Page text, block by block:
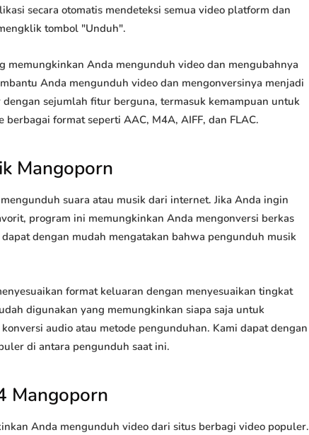
secara otomatis mendeteksi semua video platform dan
tombol "Unduh".
Anda mengunduh video dan mengubahnya
Anda mengunduh video dan mengonversinya menjadi
sejumlah fitur berguna, termasuk kemampuan untuk
format seperti AAC, M4A, AIFF, dan FLAC.
Mangoporn
suara atau musik dari internet. Jika Anda ingin
program ini memungkinkan Anda mengonversi berkas
dengan mudah mengatakan bahwa pengunduh musik
format keluaran dengan menyesuaikan tingkat
digunakan yang memungkinkan siapa saja untuk
audio atau metode pengunduhan. Kami dapat dengan
di antara pengunduh saat ini.
Mangoporn
Anda mengunduh video dari situs berbagi video populer.